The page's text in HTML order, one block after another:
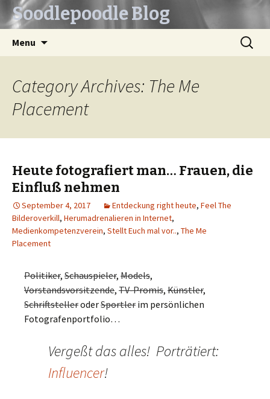
Soodlepoodle Blog
Menu
Search
for:
Category Archives: The Me
Placement
Heute fotografiert man… Frauen, die
Einfluß nehmen
September 4, 2017 Entdeckung right heute, Feel The
Bilderoverkill, Herumadrenalieren in Internet,
Medienkompetenzverein, Stellt Euch mal vor.., The Me
Placement
Politiker, Schauspieler, Models,
Vorstandsvorsitzende, TV-Promis, Künstler,
SchriftstelleroderSportler im persönlichen
Fotografenportfolio…
Vergeßt das alles! Porträtiert:
Influencer!